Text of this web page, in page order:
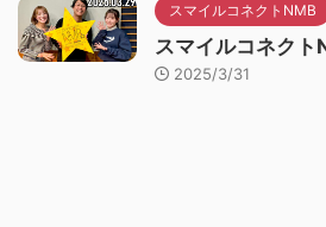
スマイルコネクトNMB
スマイルコネク
2025/3/31